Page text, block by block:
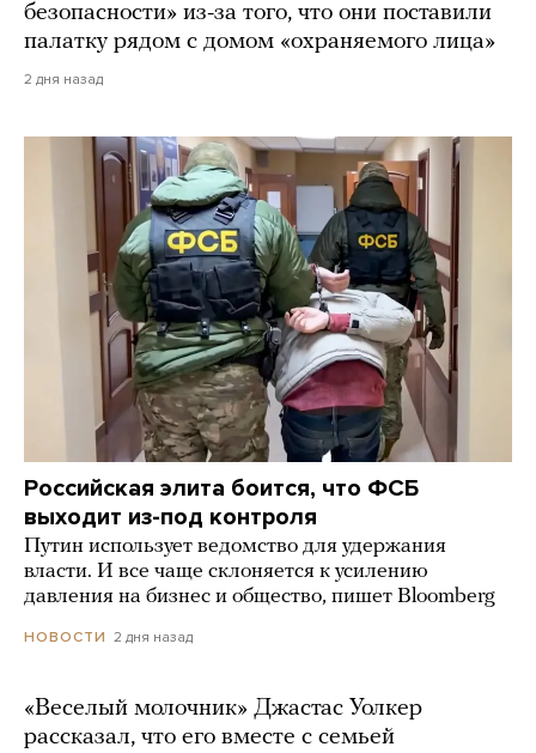
безопасности» из-за того, что они поставили
палатку рядом с домом «охраняемого лица»
2 дня назад
Российская элита боится, что ФСБ
выходит из-под контроля
Путин использует ведомство для удержания
власти. И все чаще склоняется к усилению
давления на бизнес и общество, пишет Bloomberg
НОВОСТИ 2 дня назад
«Веселый молочник» Джастас Уолкер
рассказал, что его вместе с семьей